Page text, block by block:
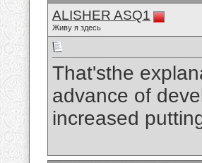
ALISHER ASQ1
Живу я здесь
That'sthe
advance of
increased